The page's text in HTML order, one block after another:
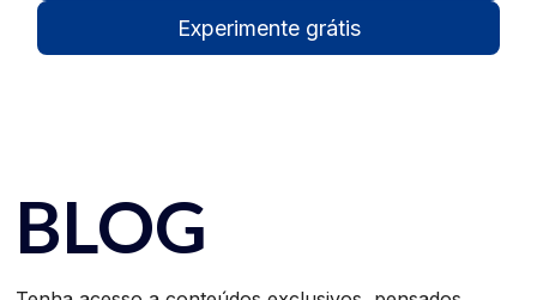
Experimente grátis
BLOG